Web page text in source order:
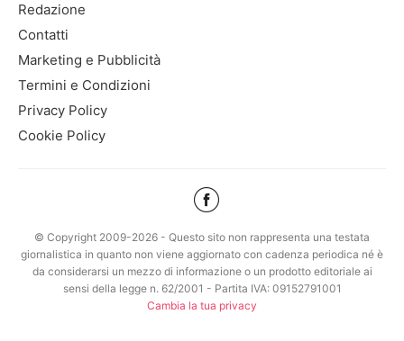
Redazione
Contatti
Marketing e Pubblicità
Termini e Condizioni
Privacy Policy
Cookie Policy
© Copyright 2009-2026 - Questo sito non rappresenta una testata
giornalistica in quanto non viene aggiornato con cadenza periodica né è
da considerarsi un mezzo di informazione o un prodotto editoriale ai
sensi della legge n. 62/2001 - Partita IVA: 09152791001
Cambia la tua privacy